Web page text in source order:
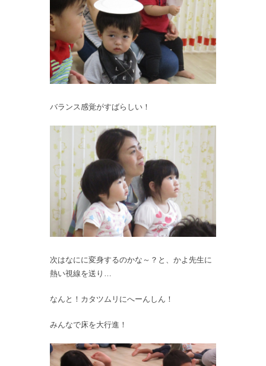
バランス感覚がすばらしい！
次はなにに変身するのかな～？と、かよ先生に
熱い視線を送り…
なんと！カタツムリにへーんしん！
みんなで床を大行進！